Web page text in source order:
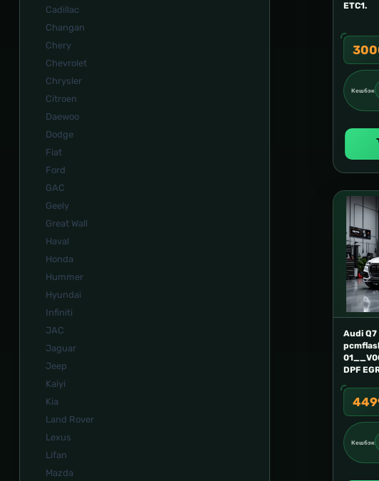
Cadillac
Changan
Chery
Chevrolet
Chrysler
Citroen
Daewoo
Dodge
Fiat
Ford
GAC
Geely
Great Wall
Haval
Honda
Hummer
Hyundai
Infiniti
JAC
Jaguar
Jeep
Kaiyi
Kia
Land Rover
Lexus
Lifan
Mazda
ETC1.
Кешбэк
Audi
DPF
Кешбэк